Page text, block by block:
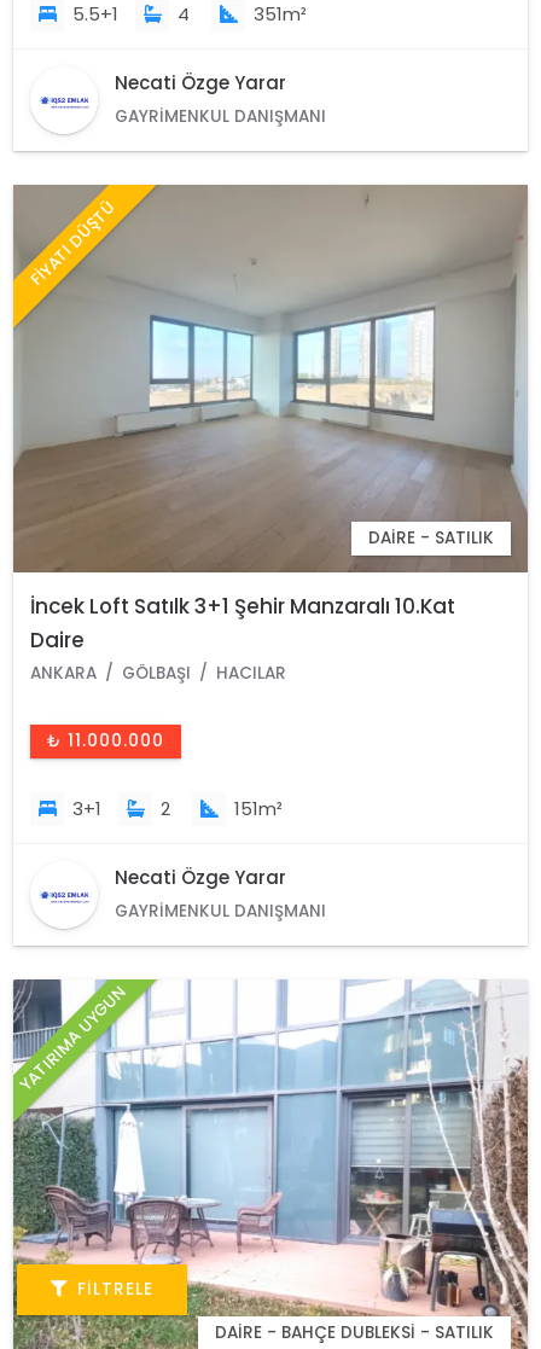
FILTRELE
5.5+1 4 351m²
Necati Özge Yarar
GAYRIMENKUL DANIŞMANI
FİYATI DÜŞTÜ
DAIRE - SATILIK
İncek Loft Satılk 3+1 Şehir Manzaralı 10.Kat
Daire
ANKARA GÖLBAŞI HACILAR
₺ 11.000.000
3+1 2 151m²
Necati Özge Yarar
GAYRIMENKUL DANIŞMANI
YATIRIMA UYGUN
DAIRE - BAHÇE DUBLEKSI - SATILIK